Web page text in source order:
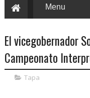
El vicegobernador
Campeonato
Tapa